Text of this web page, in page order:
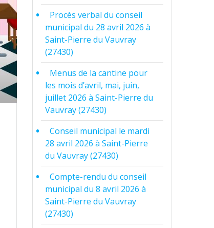
Procès verbal du conseil
municipal du 28 avril 2026 à
Saint-Pierre du Vauvray
(27430)
Menus de la cantine pour
les mois d’avril, mai, juin,
juillet 2026 à Saint-Pierre du
Vauvray (27430)
Conseil municipal le mardi
28 avril 2026 à Saint-Pierre
du Vauvray (27430)
Compte-rendu du conseil
municipal du 8 avril 2026 à
Saint-Pierre du Vauvray
(27430)